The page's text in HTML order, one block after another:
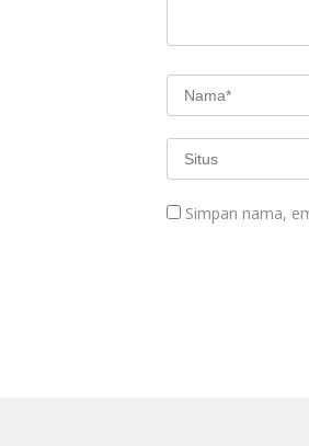
Simpan nama,